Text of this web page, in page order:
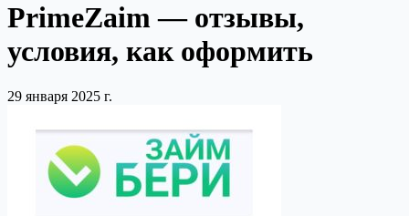
PrimeZaim — отзывы,
условия, как оформить
29 января 2025 г.